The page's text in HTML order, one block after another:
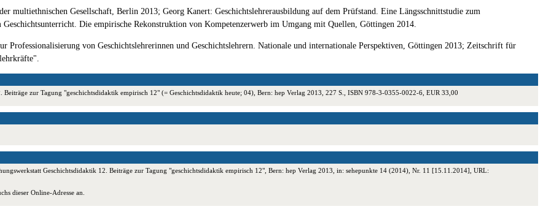
multiethnischen Gesellschaft, Berlin 2013; Georg Kanert: Geschichtslehrerausbildung auf dem Prüfstand. Eine Längsschnittstudie zum
Die empirische Rekonstruktion von Kompetenzerwerb im Umgang mit Quellen, Göttingen 2014.
von Geschichtslehrerinnen und Geschichtslehrern. Nationale und internationale Perspektiven, Göttingen 2013; Zeitschrift für
zur Tagung "geschichtsdidaktik empirisch 12" (= Geschichtsdidaktik heute; 04), Bern: hep Verlag 2013, 227 S., ISBN 978-3-0355-0022-6, EUR 33,00
Geschichtsdidaktik 12. Beiträge zur Tagung "geschichtsdidaktik empirisch 12", Bern: hep Verlag 2013, in: sehepunkte 14 (2014), Nr. 11 [15.11.2014], URL:
dieser Online-Adresse an.